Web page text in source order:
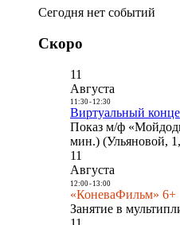
Сегодня нет событий
Скоро
11
Августа
11:30- 12:30
Виртуальный
Показ м/ф
мин.) (Ульяновой,
11
Августа
12:00- 13:00
«КоневаФильм» 6+
Занятие в